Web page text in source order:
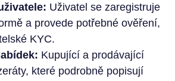
Uživatel se zaregistruje
a provede potřebné ověření,
KYC.
Kupující a prodávající
které podrobně popisují